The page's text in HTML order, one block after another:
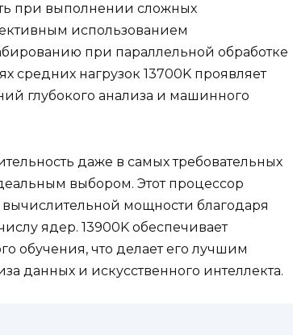
при выполнении сложных
использованием
при параллельной обработке
средних нагрузок 13700K проявляет
глубокого анализа и машинного
даже в самых требовательных
выбором. Этот процессор
мощности благодаря
ядер. 13900K обеспечивает
обучения, что делает его лучшим
данных и искусственного интеллекта.